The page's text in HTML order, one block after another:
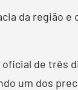
da região
de três
um dos